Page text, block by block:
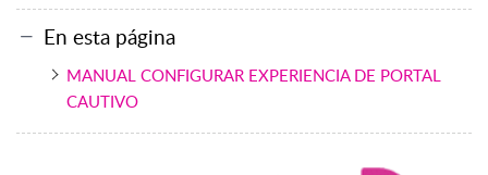
En esta página
MANUAL CONFIGURAR EXPERIENCIA DE PORTAL
CAUTIVO